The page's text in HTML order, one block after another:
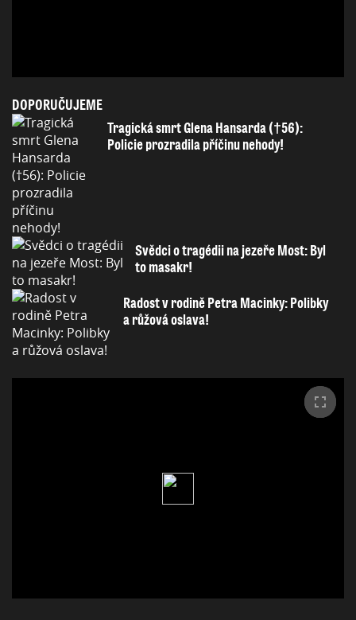
DOPORUČUJEME
Tragická smrt Glena Hansarda (†56):
Policie prozradila příčinu nehody!
Svědci o tragédii na jezeře Most: Byl
to masakr!
Radost v rodině Petra Macinky: Polibky
a růžová oslava!